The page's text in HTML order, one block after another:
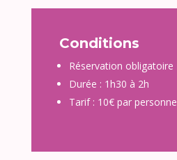
Conditions
Réservation obligatoire
Durée : 1h30 à 2h
Tarif : 10€ par personne